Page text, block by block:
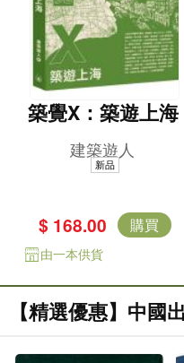
築覺X：築遊上海
建築遊人
新品
$ 168.00 購買
由一本供貨
【精選優惠】中國